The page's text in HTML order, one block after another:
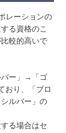
レーションの
る資格のこ
較的高いで
バー」→「ゴ
おり、「ブロ
ルバー」の
る場合はセ